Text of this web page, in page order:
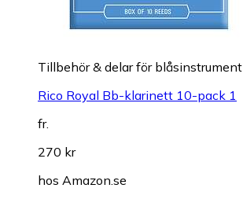
Tillbehör & delar för blåsinstrument
Rico Royal Bb-klarinett 10-pack 1
fr.
270 kr
hos Amazon.se